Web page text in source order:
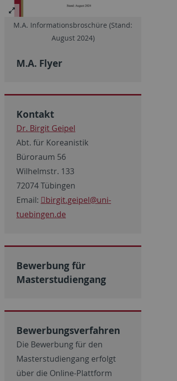
M.A. Informationsbroschüre (Stand:
August 2024)
M.A. Flyer
Kontakt
Dr. Birgit Geipel
Abt. für Koreanistik
Büroraum 56
Wilhelmstr. 133
72074 Tübingen
Email:
birgit.geipel@uni-
tuebingen.de
Bewerbung für
Masterstudiengang
Bewerbungsverfahren
Die Bewerbung für den
Masterstudiengang erfolgt
über die Online-Plattform